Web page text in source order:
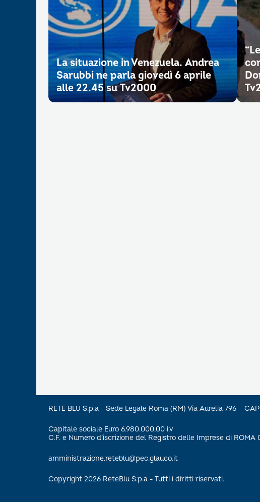
La situazione in Venezuela. Andrea
Sarubbi ne parla giovedì 6 aprile
alle 22.45 su Tv2000
RETE BLU S.p.a - Sede Legale Roma (RM) Via Aurelia 796 –
Capitale sociale Euro 6.980.000,00 i.v
C.F. e Numero d’iscrizione del Registro delle Imprese di ROMA
amministrazione.reteblu@pec.glauco.it
Copyright 2026 ReteBlu S.p.a - Tutti i diritti riservati.